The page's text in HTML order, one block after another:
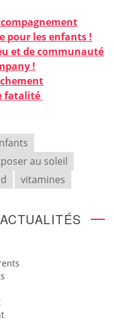
pour les enfants !
et de communauté
!
fatalité
au soleil
vitamines